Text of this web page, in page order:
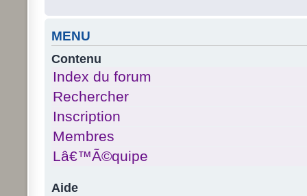
MENU
Contenu
Index du forum
Rechercher
Inscription
Membres
Lâ€™Ã©quipe
Aide